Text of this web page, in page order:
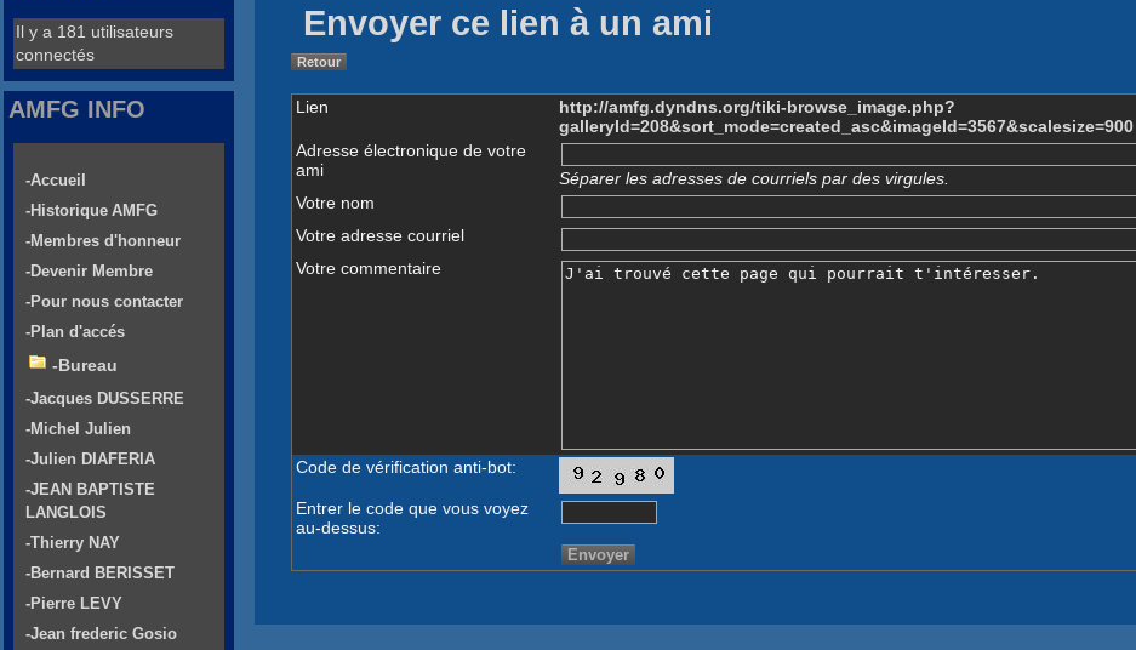
Envoyer ce lien à un ami
Retour
Lien
http://amfg.dyndns.org/tiki-browse_image.php?
galleryId=208&sort_mode=created_asc&imageId=3567&scalesize=900
Adresse électronique de votre
ami
Séparer les adresses de courriels par des virgules.
Votre nom
Votre adresse courriel
Votre commentaire
Code de vérification anti-bot:
Entrer le code que vous voyez
au-dessus:
Il y a 181 utilisateurs
connectés
AMFG INFO
-Accueil
-Historique AMFG
-Membres d'honneur
-Devenir Membre
-Pour nous contacter
-Plan d'accés
-Bureau
-Jacques DUSSERRE
-Michel Julien
-Julien DIAFERIA
-JEAN BAPTISTE
LANGLOIS
-Thierry NAY
-Bernard BERISSET
-Pierre LEVY
-Jean frederic Gosio